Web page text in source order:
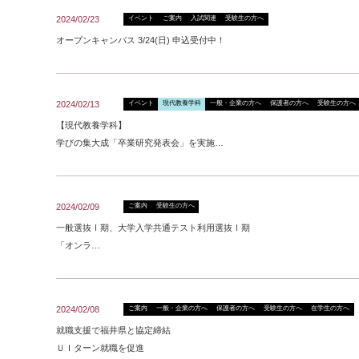
2024/02/23 イベント ご案内 入試関連 受験生の方へ
オープンキャンパス 3/24(日) 申込受付中！
2024/02/13 イベント 現代教養学科 一般・企業の方へ 保護者の方へ 受験生の方へ
【現代教養学科】
学びの集大成「卒業研究発表会」を実施…
2024/02/09 ご案内 受験生の方へ
一般選抜Ⅰ期、大学入学共通テスト利用選抜Ⅰ期
「オンラ…
2024/02/08 ご案内 一般・企業の方へ 保護者の方へ 受験生の方へ 在学生の方へ
就職支援で福井県と協定締結
ＵＩターン就職を促進